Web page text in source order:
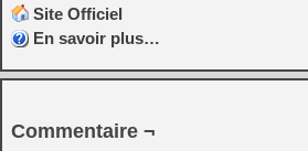
Site Officiel
En savoir plus…
Commentaire ¬